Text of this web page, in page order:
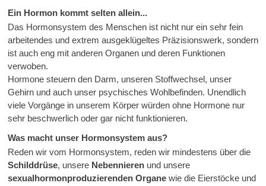
Ein Hormon kommt selten allein...
Das Hormonsystem des Menschen ist nicht nur ein sehr fein
arbeitendes und extrem ausgeklügeltes Präzisionswerk, sondern
ist auch eng mit anderen Organen und deren Funktionen
verwoben.
Hormone steuern den Darm, unseren Stoffwechsel, unser
Gehirn und auch unser psychisches Wohlbefinden. Unendlich
viele Vorgänge in unserem Körper würden ohne Hormone nur
sehr beschwerlich oder gar nicht funktionieren.
Was macht unser Hormonsystem aus?
Reden wir vom Hormonsystem, reden wir mindestens über die
Schilddrüse, unsere Nebennieren und unsere
sexualhormonproduzierenden Organe wie die Eierstöcke und